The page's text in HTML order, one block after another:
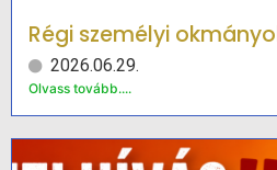
Régi személyi
2026.06.29.
Olvass tovább....